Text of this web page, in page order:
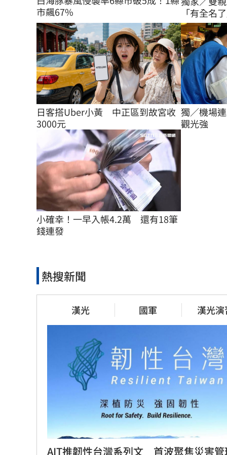
市飆67%
「有全名
日客搭Uber小黃　中正區到故宮收
3000元
獨／機場
觀光強
小確幸！一早入帳4.2萬　還有18筆
錢連發
熱搜新聞
漢光 國軍 漢光演
AIT推韌性台灣系列文　首波聚焦災害